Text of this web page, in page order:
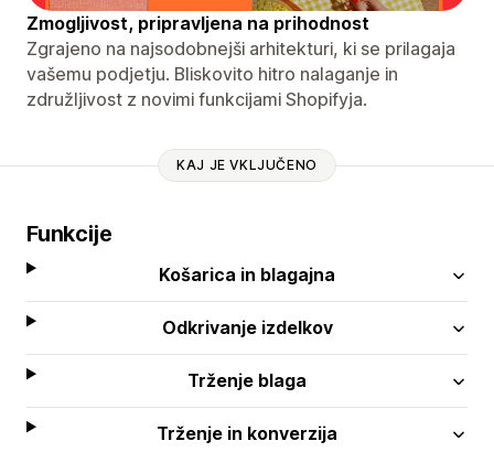
Zmogljivost, pripravljena na prihodnost
Zgrajeno na najsodobnejši arhitekturi, ki se prilagaja
vašemu podjetju. Bliskovito hitro nalaganje in
združljivost z novimi funkcijami Shopifyja.
KAJ JE VKLJUČENO
Funkcije
Košarica in blagajna
Odkrivanje izdelkov
Trženje blaga
Trženje in konverzija